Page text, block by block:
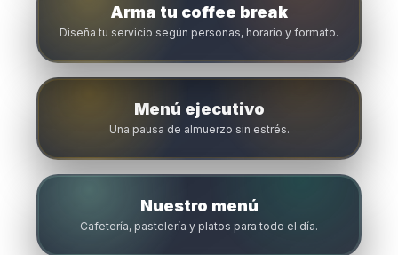
Menú ejecutivo
Una pausa de almuerzo sin estrés.
Arma tu coffee break
Diseña tu servicio según personas, horario y formato.
Nuestro menú
Cafetería, pastelería y platos para todo el día.